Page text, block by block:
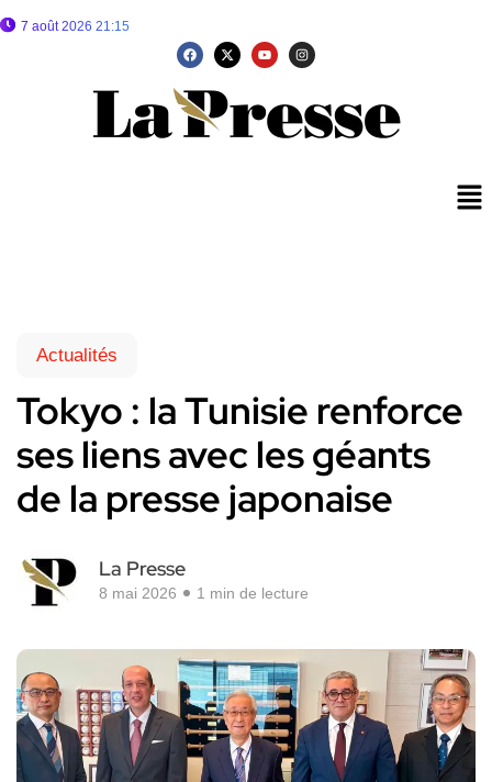
7 août 2026 21:15
Actualités
Tokyo : la Tunisie renforce
ses liens avec les géants
de la presse japonaise
La Presse
8 mai 2026 1 min de lecture